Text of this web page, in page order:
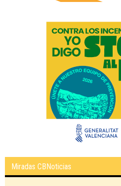
Miradas CBNoticias